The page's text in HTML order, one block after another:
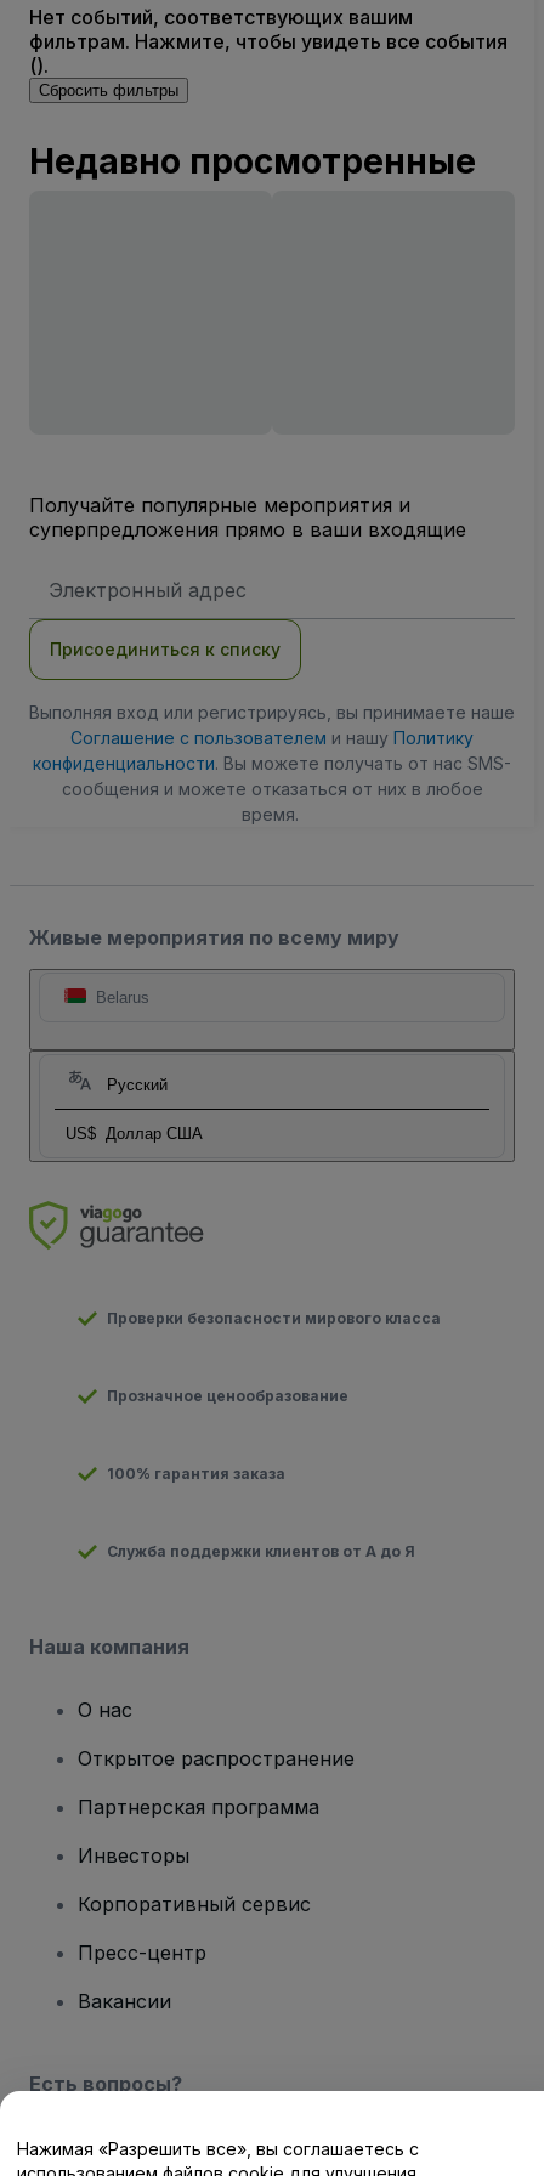
Нет событий, соответствующих вашим
фильтрам. Нажмите, чтобы увидеть все события
().
Сбросить фильтры
Недавно просмотренные
Получайте популярные мероприятия и
суперпредложения прямо в ваши входящие
электронной
Присоединиться к списку
Выполняя вход или регистрируясь, вы принимаете наше
Соглашение с пользователем и нашу Политику
конфиденциальности. Вы можете получать от нас SMS-
сообщения и можете отказаться от них в любое
время.
Живые мероприятия по всему миру
Belarus
Русский
US$ Доллар США
Проверки безопасности мирового класса
Прозначное ценообразование
100% гарантия заказа
Служба поддержки клиентов от А до Я
Наша компания
О нас
Открытое распространение
Партнерская программа
Инвесторы
Корпоративный сервис
Пресс-центр
Вакансии
Есть вопросы?
Центр помощи / Свяжитесь с нами
Нажимая «Разрешить все», вы соглашаетесь с